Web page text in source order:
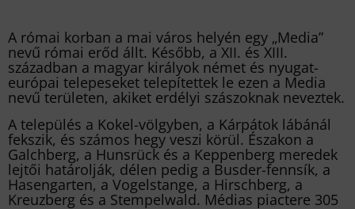
A római korban a mai város helyén egy „Media”
nevű római erőd állt. Később, a XII. és XIII.
században a magyar királyok német és nyugat-
európai telepeseket telepítettek le ezen a Media
nevű területen, akiket erdélyi szászoknak neveztek.
A település a Kokel-völgyben, a Kárpátok lábánál
fekszik, és számos hegy veszi körül. Északon a
Galchberg, a Hunsrück és a Keppenberg meredek
lejtői határolják, délen pedig a Busder-fennsík, a
Hasengarten, a Vogelstange, a Hirschberg, a
Kreuzberg és a Stempelwald. Médias piactere 305